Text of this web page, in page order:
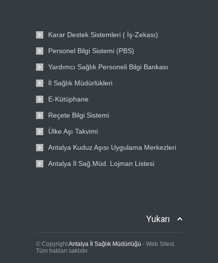
Karar Destek Sistemleri ( İş-Zekası)
Personel Bilgi Sistemi (PBS)
Yardımcı Sağlık Personeli Bilgi Bankası
İl Sağlık Müdürlükleri
E-Kütüphane
Reçete Bilgi Sistemi
Ülke Aşı Takvimi
Antalya Kuduz Aşısı Uygulama Merkezleri
Antalya İl Sağ.Müd. Lojman Listesi
Yukarı
© CopyrightAntalya İl Sağlık Müdürlüğü - Web Sitesi.
Tüm hakları saklıdır.